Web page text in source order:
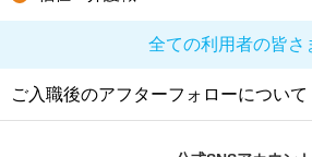
全ての利用者の皆さ
ご入職後のアフターフォローについて